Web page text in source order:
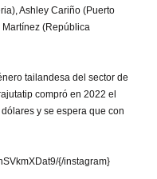
Ashley Cariño (Puerto
(República
tailandesa del sector de
compró en 2022 el
y se espera que con
{/instagram}